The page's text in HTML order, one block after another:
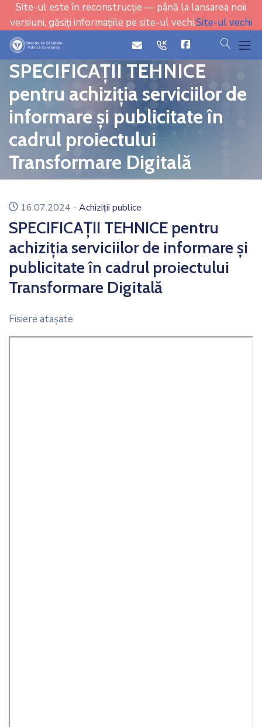
Site-ul este în reconstrucție — până la lansarea noii
versiuni, găsiți informațiile pe site-ul vechi.Site-ul vechi
iconicon cauta
SPECIFICAȚII TEHNICE
pentru achiziția serviciilor de
informare și publicitate în
cadrul proiectului
Transformare Digitală
icon
16.07.2024 - Achiziții publice
SPECIFICAȚII TEHNICE pentru
achiziția serviciilor de informare și
publicitate în cadrul proiectului
Transformare Digitală
Fisiere ataşate